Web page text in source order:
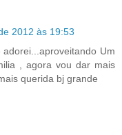
2012 às 19:53
Um
, agora vou dar mais
querida bj grande